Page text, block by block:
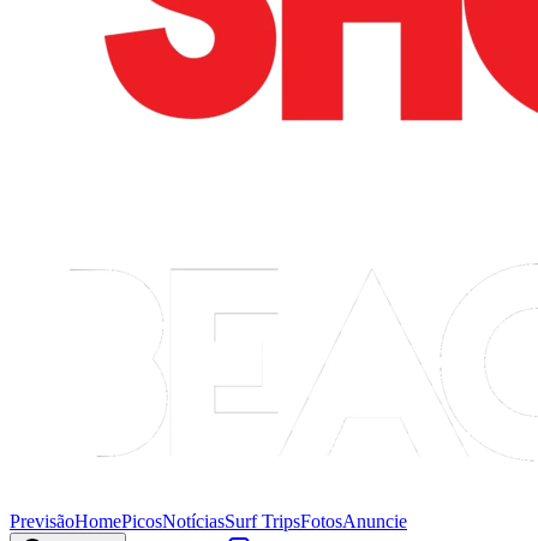
PrevisãoHomePicosNotíciasSurf TripsFotosAnuncie